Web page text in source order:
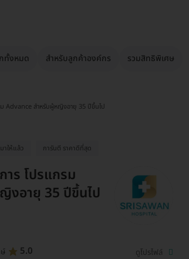
ทั้งหมด สำหรับลูกค้าองค์กร รวมสิทธิพิเศษ
ม Advance สำหรับผู้หญิงอายุ 35 ปีขึ้นไป
าให้แล้ว การันตี ราคาดีที่สุด
าร โปรแกรม
งอายุ 35 ปีขึ้นไป
5.0
ดูโปรไฟล์